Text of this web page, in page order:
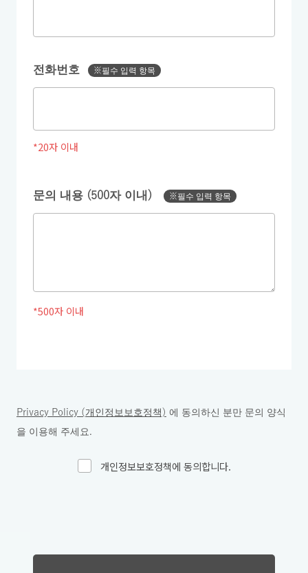
전화번호 ※필수 입력 항목
*20자 이내
문의 내용 (500자 이내) ※필수 입력 항목
*500자 이내
Privacy Policy (개인정보보호정책) 에 동의하신 분만 문의 양식
을 이용해 주세요.
개인정보보호정책에 동의합니다.